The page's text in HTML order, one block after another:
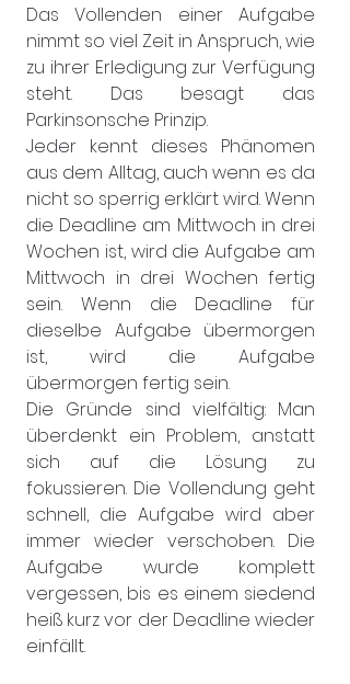
Das Vollenden einer Aufgabe
nimmt so viel Zeit in Anspruch, wie
zu ihrer Erledigung zur Verfügung
steht. Das besagt das
Parkinsonsche Prinzip.
Jeder kennt dieses Phänomen
aus dem Alltag, auch wenn es da
nicht so sperrig erklärt wird. Wenn
die Deadline am Mittwoch in drei
Wochen ist, wird die Aufgabe am
Mittwoch in drei Wochen fertig
sein. Wenn die Deadline für
dieselbe Aufgabe übermorgen
ist, wird die Aufgabe
übermorgen fertig sein.
Die Gründe sind vielfältig: Man
überdenkt ein Problem, anstatt
sich auf die Lösung zu
fokussieren. Die Vollendung geht
schnell, die Aufgabe wird aber
immer wieder verschoben. Die
Aufgabe wurde komplett
vergessen, bis es einem siedend
heiß kurz vor der Deadline wieder
einfällt.